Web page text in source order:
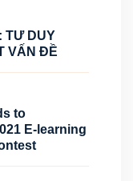
TƯ DUY
VẤN ĐỀ
to
E-learning